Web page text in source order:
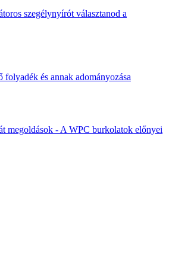
szegélynyírót választanod a
folyadék és annak adományozása
megoldások - A WPC burkolatok előnyei